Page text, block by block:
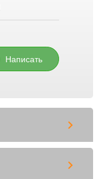
Написать